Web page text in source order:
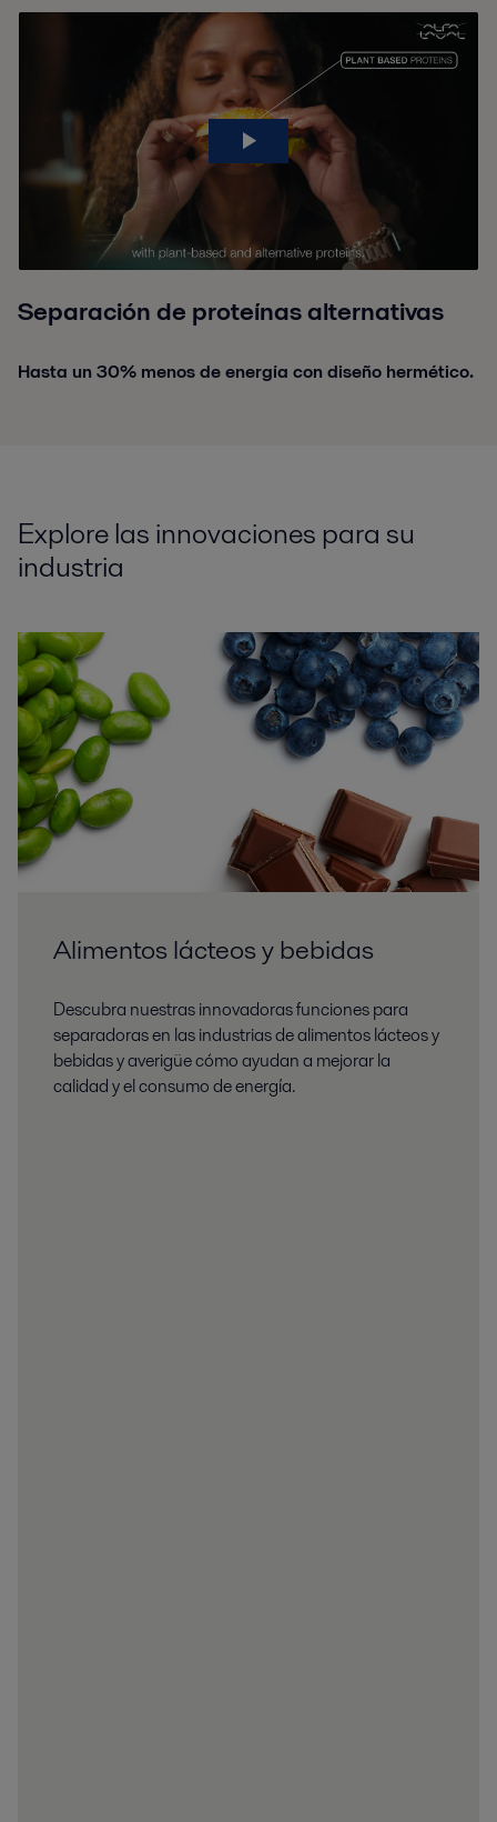
Separación de proteínas alternativas
Hasta un 30% menos de energía con diseño hermético.
Explore las innovaciones para su
industria
Alimentos lácteos y bebidas
Descubra nuestras innovadoras funciones para
separadoras en las industrias de alimentos lácteos y
bebidas y averigüe cómo ayudan a mejorar la
calidad y el consumo de energía.